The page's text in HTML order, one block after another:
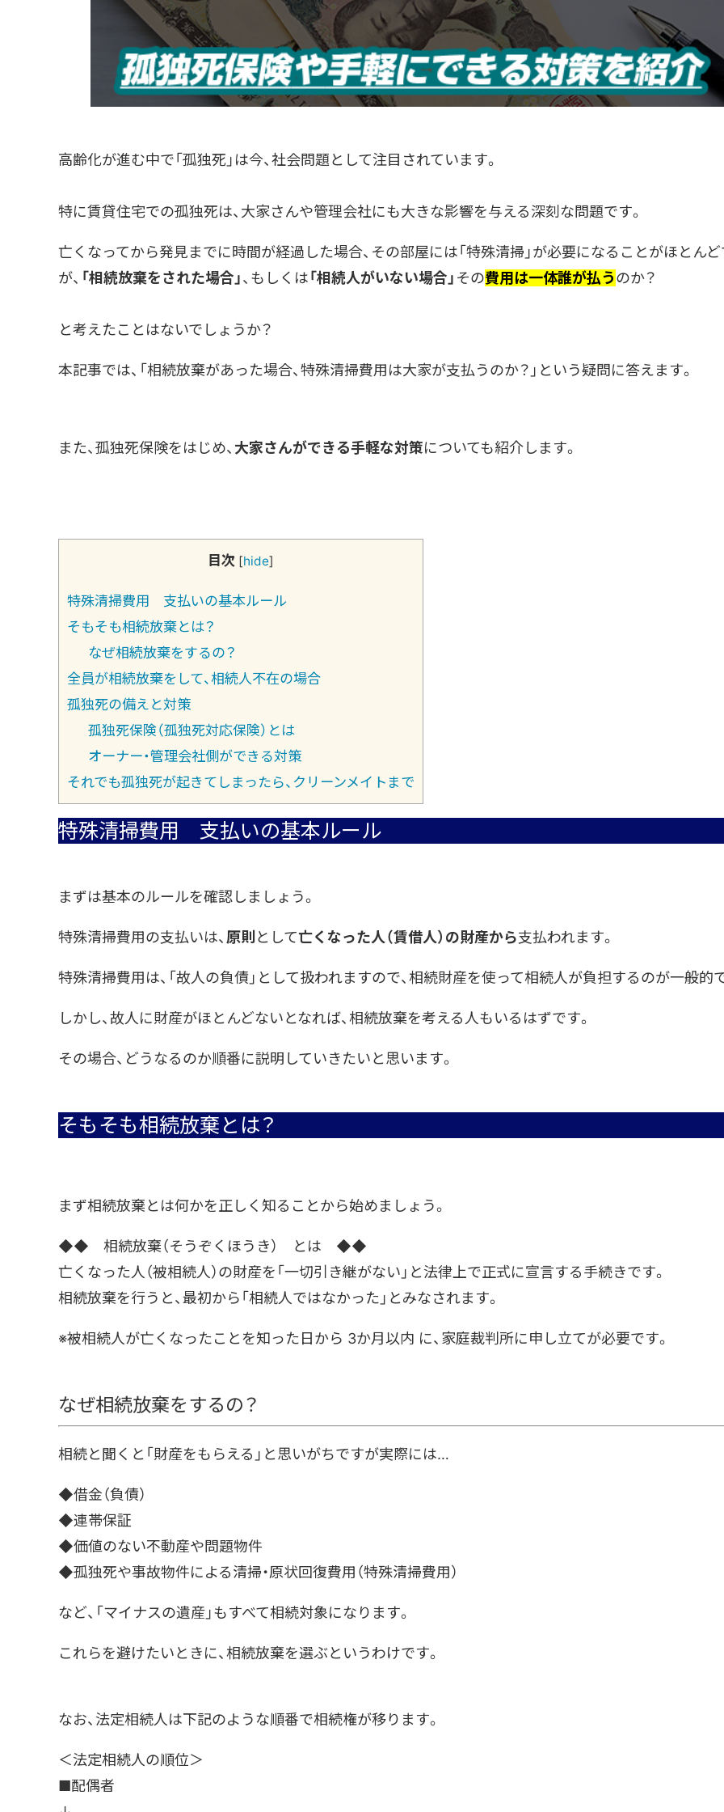
高齢化が進む中で「孤独死」は今、社会問題として注目されています。
特に賃貸住宅での孤独死は、大家さんや管理会社にも大きな影響を与える深刻な問題です。
亡くなってから発見までに時間が経過した場合、その部屋には「特殊清掃」が必要になることがほとん
が、 「相続放棄をされた場合」、もしくは「相続人がいない場合」 その費用は一体誰が払うのか？
と考えたことはないでしょうか？
本記事では、「相続放棄があった場合、特殊清掃費用は大家が支払うのか？」という疑問に答えます。
また、孤独死保険をはじめ、 大家さんができる手軽な対策についても紹介します。
目次 [hide]
特殊清掃費用 支払いの基本ルール
そもそも相続放棄とは？
なぜ相続放棄をするの？
全員が相続放棄をして、相続人不在の場合
孤独死の備えと対策
孤独死保険（孤独死対応保険）とは
オーナー・管理会社側ができる対策
それでも孤独死が起きてしまったら、クリーンメイトまで
特殊清掃費用 支払いの基本ルール
まずは基本のルールを確認しましょう。
特殊清掃費用の支払いは、 原則 として亡くなった人（賃借人）の財産から支払われます。
特殊清掃費用は、「故人の負債」として扱われますので、相続財産を使って相続人が負担するのが一般的
しかし、故人に財産がほとんどないとなれば、相続放棄を考える人もいるはずです。
その場合、どうなるのか順番に説明していきたいと思います。
そもそも相続放棄とは？
まず相続放棄とは何かを正しく知ることから始めましょう。
◆◆ 相続放棄（そうぞくほうき） とは ◆◆
亡くなった人（被相続人）の財産を「一切引き継がない」と法律上で正式に宣言する手続きです。
相続放棄を行うと、最初から「相続人ではなかった」とみなされます。
※被相続人が亡くなったことを知った日から 3か月以内 に、家庭裁判所に申し立てが必要です。
なぜ相続放棄をするの？
相続と聞くと「財産をもらえる」と思いがちですが実際には…
◆借金（負債）
◆連帯保証
◆価値のない不動産や問題物件
◆孤独死や事故物件による清掃・原状回復費用（特殊清掃費用）
など、「マイナスの遺産」もすべて相続対象になります。
これらを避けたいときに、相続放棄を選ぶというわけです。
なお、法定相続人は下記のような順番で相続権が移ります。
＜法定相続人の順位＞
■配偶者